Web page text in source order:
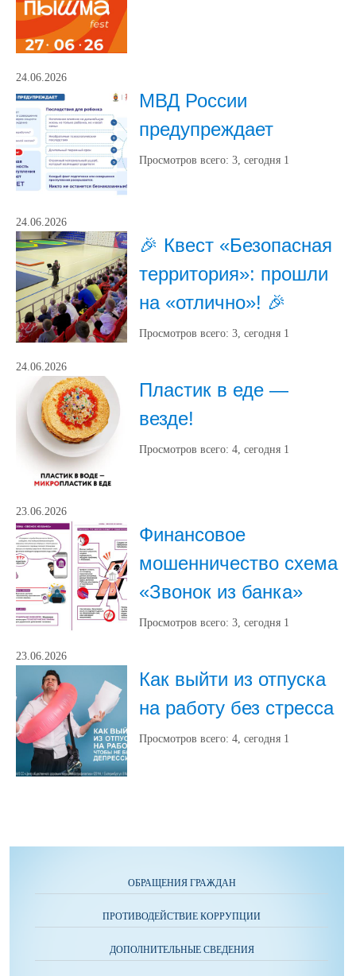
24.06.2026
МВД России
предупреждает
Просмотров всего: 3, сегодня 1
24.06.2026
🎉 Квест «Безопасная
территория»: прошли
на «отлично»! 🎉
Просмотров всего: 3, сегодня 1
24.06.2026
Пластик в еде —
везде!
Просмотров всего: 4, сегодня 1
23.06.2026
Финансовое
мошенничество схема
«Звонок из банка»
Просмотров всего: 3, сегодня 1
23.06.2026
Как выйти из отпуска
на работу без стресса
Просмотров всего: 4, сегодня 1
ОБРАЩЕНИЯ ГРАЖДАН
ПРОТИВОДЕЙСТВИЕ КОРРУПЦИИ
ДОПОЛНИТЕЛЬНЫЕ СВЕДЕНИЯ